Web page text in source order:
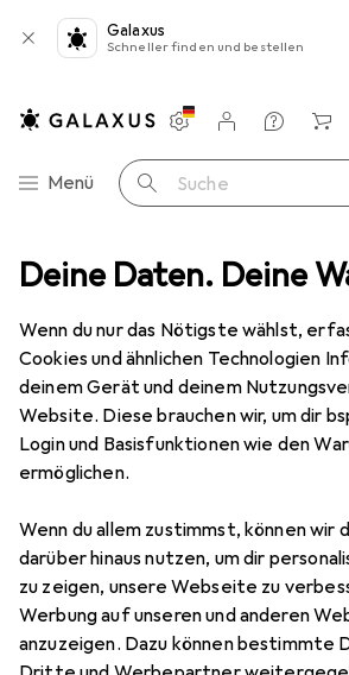
Deine Daten. Deine
Wenn du nur das Nötigste wählst,
Cookies und ähnlichen Technologien
deinem Gerät und deinem
Website. Diese brauchen wir, um dir
Login und Basisfunktionen wie den
ermöglichen.
Wenn du allem zustimmst, können wir
darüber hinaus nutzen, um dir
zu zeigen, unsere Webseite zu
Werbung auf unseren und anderen
anzuzeigen. Dazu können bestimmte
Galaxus
Schneller finden und bestellen
Navigation nach Kategorien
Menü Suche
Einstellungen
Kundenkonto
Vergleichslisten
Merklisten
Warenkorb
Wanddekoration Bilderrahmen
5 Bilder
MENGENRABATT
Walther Design New
30 x 30 cm
Preis in EUR inkl. MwSt.
EUR
9,73
Schneller lieferbar